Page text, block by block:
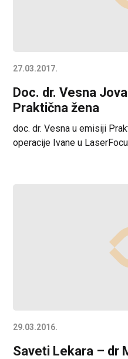
27.03.2017.
Doc. dr. Vesna
Praktična žena
doc. dr. Vesna u emisiji
operacije Ivane u
29.03.2016.
Saveti Lekara – dr